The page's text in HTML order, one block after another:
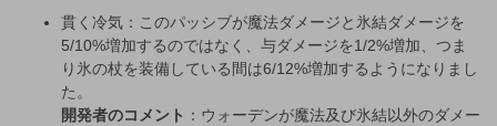
貫く冷気：このパッシブが魔法ダメージと氷結ダメージを
5/10%増加するのではなく、与ダメージを1/2%増加、つま
り氷の杖を装備している間は6/12%増加するようになりまし
た。
開発者のコメント ：ウォーデンが魔法及び氷結以外のダメー